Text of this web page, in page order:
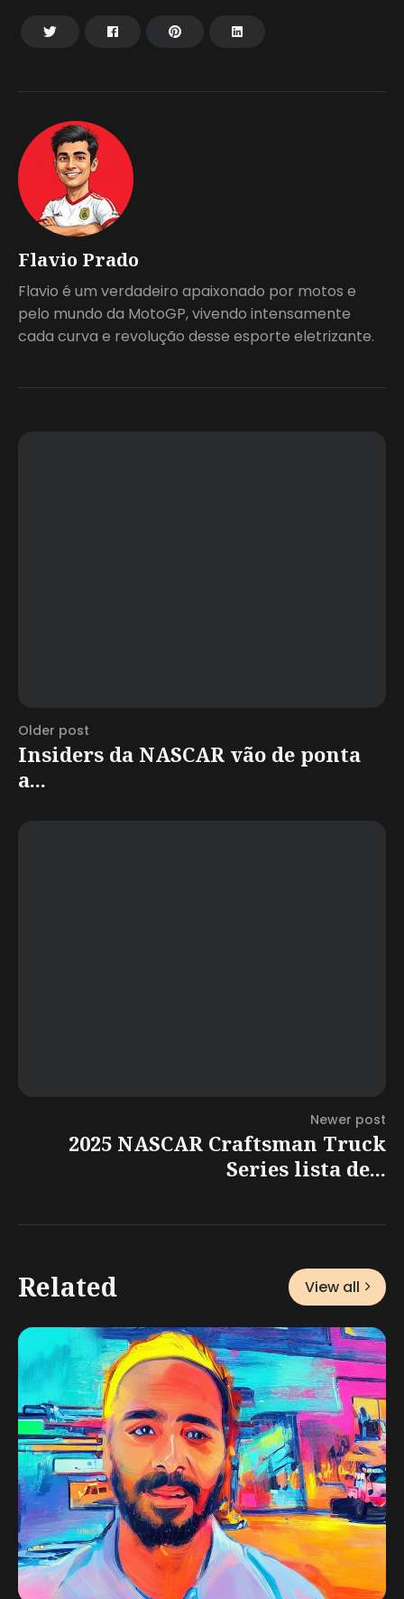
Flavio Prado
Flavio é um verdadeiro apaixonado por motos e
pelo mundo da MotoGP, vivendo intensamente
cada curva e revolução desse esporte eletrizante.
Older post
Insiders da NASCAR vão de ponta
a...
Newer post
2025 NASCAR Craftsman Truck
Series lista de...
Related View all